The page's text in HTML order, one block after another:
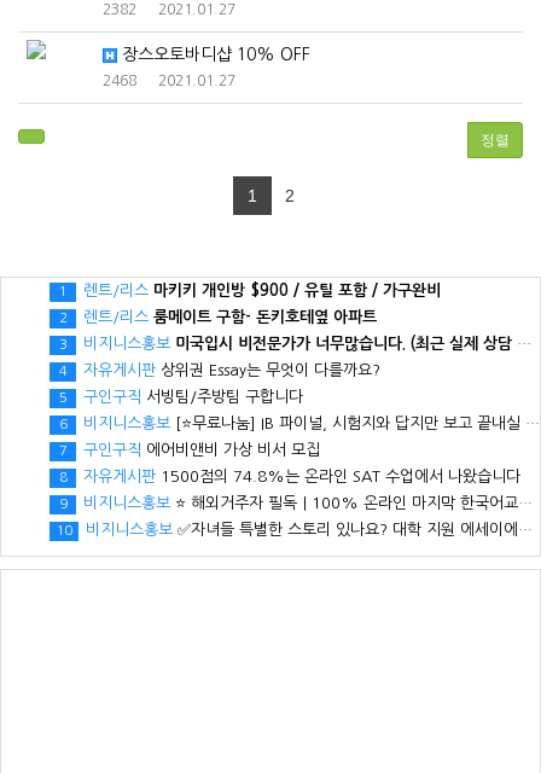
2382 2021.01.27
장스오토바디샵 10% OFF
2468 2021.01.27
정렬
1 2
1 렌트/리스 마키키 개인방 $900 / 유틸 포함 / 가구완비
2 렌트/리스 룸메이트 구함- 돈키호테옆 아파트
3 비지니스홍보 미국입시 비전문가가 너무많습니다. (최근 실제 상담 사례)
4 자유게시판 상위권 Essay는 무엇이 다를까요?
5 구인구직 서빙팀/주방팀 구합니다
6 비지니스홍보 [⭐무료나눔] IB 파이널, 시험지와 답지만 보고 끝내실 건가요?
7 구인구직 에어비앤비 가상 비서 모집
8 자유게시판 1500점의 74.8%는 온라인 SAT 수업에서 나왔습니다
9 비지니스홍보 ⭐ 해외거주자 필독｜100% 온라인 마지막 한국어교원 2급 추가모집 (~8/2)
10 비지니스홍보 ✅자녀들 특별한 스토리 있나요? 대학 지원 에세이에서 갈리는데..